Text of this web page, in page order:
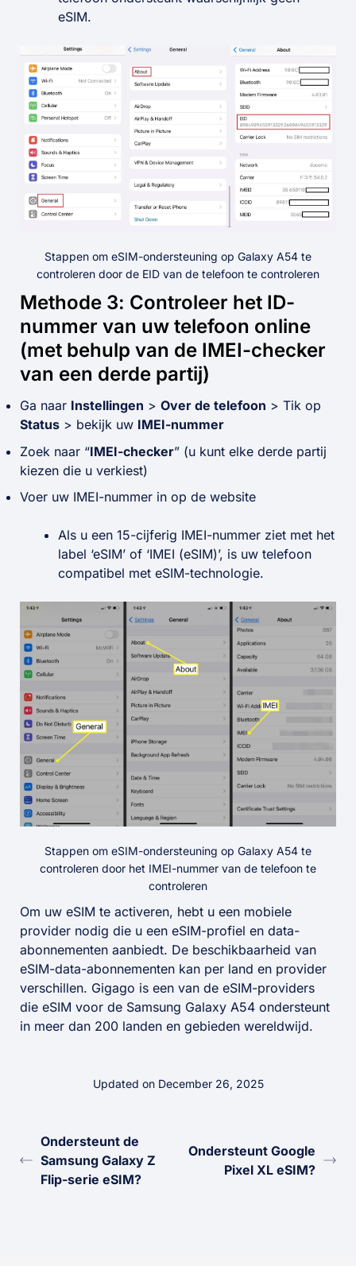
eSIM.
Stappen om eSIM-ondersteuning op Galaxy A54 te
controleren door de EID van de telefoon te controleren
Methode 3: Controleer het ID-
nummer van uw telefoon online
(met behulp van de IMEI-checker
van een derde partij)
Ga naar Instellingen > Over de telefoon > Tik op
Status > bekijk uw IMEI-nummer
Zoek naar “IMEI-checker” (u kunt elke derde partij
kiezen die u verkiest)
Voer uw IMEI-nummer in op de website
Als u een 15-cijferig IMEI-nummer ziet met het
label ‘eSIM’ of ‘IMEI (eSIM)’, is uw telefoon
compatibel met eSIM-technologie.
Stappen om eSIM-ondersteuning op Galaxy A54 te
controleren door het IMEI-nummer van de telefoon te
controleren
Om uw eSIM te activeren, hebt u een mobiele
provider nodig die u een eSIM-profiel en data-
abonnementen aanbiedt. De beschikbaarheid van
eSIM-data-abonnementen kan per land en provider
verschillen. Gigago is een van de eSIM-providers
die eSIM voor de Samsung Galaxy A54 ondersteunt
in meer dan 200 landen en gebieden wereldwijd.
Updated on December 26, 2025
Ondersteunt de
Samsung Galaxy Z
Flip-serie eSIM?
Ondersteunt Google
Pixel XL eSIM?